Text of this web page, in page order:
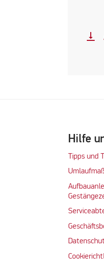
vertical_align_bottom
Hilfe
Tipps und